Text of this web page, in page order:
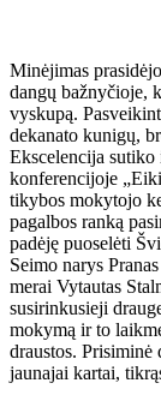
Minėjimas
dangų bažnyčioje,
vyskupą.
dekanato kunigų,
Ekscelencija
konferencijoje
tikybos mokytojo
pagalbos ranką
padėję puoselėti
Seimo narys
merai Vytautas
susirinkusieji
mokymą ir to
draustos. Prisiminė
jaunajai kartai,